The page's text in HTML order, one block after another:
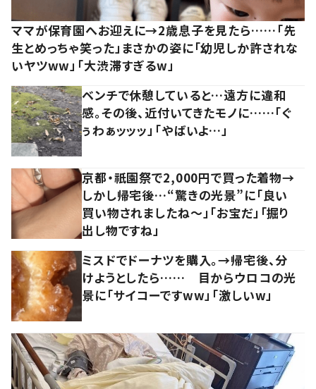
ママが保育園へお迎えに→2歳息子を見たら……「先
生とめっちゃ笑った」まさかの姿に「幼児しか許されな
いヤツww」「大渋滞すぎるw」
ベンチで休憩していると…遠方に違和
感。その後、近付いてきたモノに……「ぐ
ぅわぁッッッ」「やばいよ…」
京都・祇園祭で2,000円で買った着物→
しかし帰宅後…“驚きの光景”に「良い
買い物されましたね～」「お宝だ」「掘り
出し物ですね」
ミスドでドーナツを購入。→帰宅後、分
けようとしたら…… 目からウロコの光
景に「サイコーですww」「激しいw」